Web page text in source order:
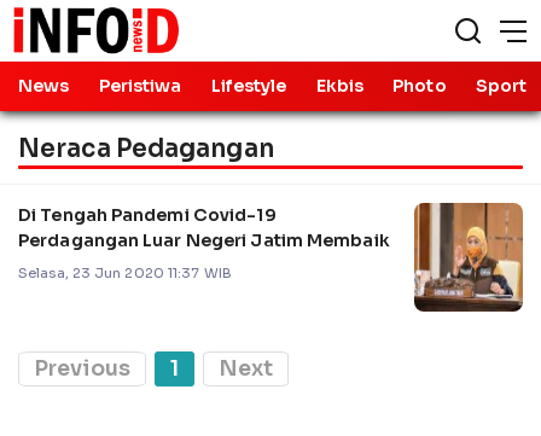
News Peristiwa Lifestyle Ekbis Photo Sport
Neraca Pedagangan
Di Tengah Pandemi Covid-19
Perdagangan Luar Negeri Jatim Membaik
Selasa, 23 Jun 2020 11:37 WIB
Previous 1 Next